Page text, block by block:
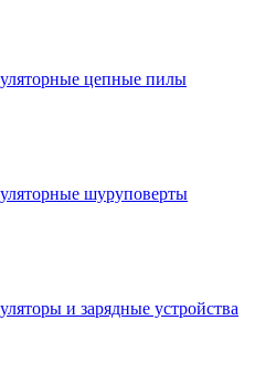
цепные пилы
шуруповерты
и зарядные устройства